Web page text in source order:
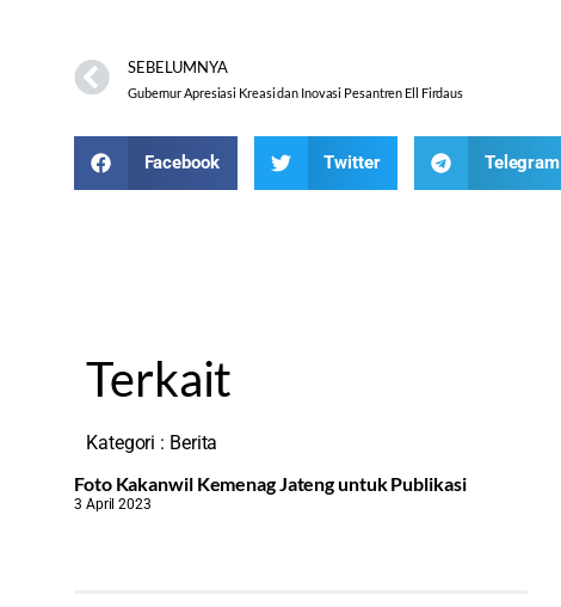
SEBELUMNYA
Gubernur Apresiasi Kreasi dan Inovasi Pesantren Ell Firdaus
Facebook Twitter Telegram
Terkait
Kategori : Berita
Foto Kakanwil Kemenag Jateng untuk Publikasi
3 April 2023